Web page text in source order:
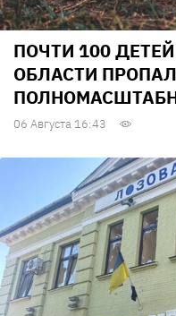
ПОЧТИ 100
ОБЛАСТИ
06 Августа 16:43